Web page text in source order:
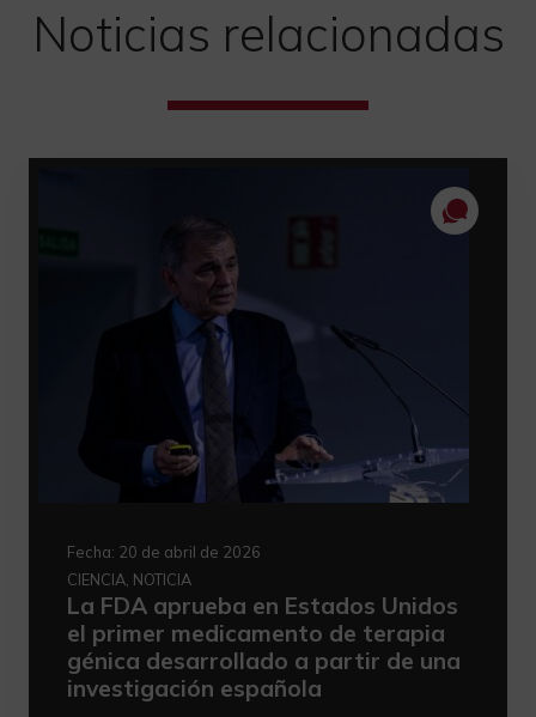
Noticias relacionadas
Fecha: 20 de abril de 2026
CIENCIA, NOTICIA
La FDA aprueba en Estados Unidos
el primer medicamento de terapia
génica desarrollado a partir de una
investigación española